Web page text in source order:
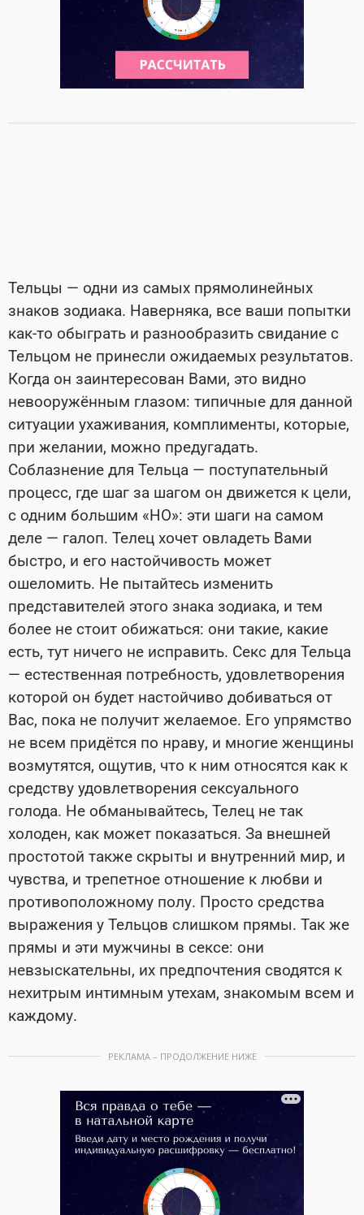
Тельцы — одни из самых прямолинейных
знаков зодиака. Наверняка, все ваши попытки
как-то обыграть и разнообразить свидание с
Тельцом не принесли ожидаемых результатов.
Когда он заинтересован Вами, это видно
невооружённым глазом: типичные для данной
ситуации ухаживания, комплименты, которые,
при желании, можно предугадать.
Соблазнение для Тельца — поступательный
процесс, где шаг за шагом он движется к цели,
с одним большим «НО»: эти шаги на самом
деле — галоп. Телец хочет овладеть Вами
быстро, и его настойчивость может
ошеломить. Не пытайтесь изменить
представителей этого знака зодиака, и тем
более не стоит обижаться: они такие, какие
есть, тут ничего не исправить. Секс для Тельца
— естественная потребность, удовлетворения
которой он будет настойчиво добиваться от
Вас, пока не получит желаемое. Его упрямство
не всем придётся по нраву, и многие женщины
возмутятся, ощутив, что к ним относятся как к
средству удовлетворения сексуального
голода. Не обманывайтесь, Телец не так
холоден, как может показаться. За внешней
простотой также скрыты и внутренний мир, и
чувства, и трепетное отношение к любви и
противоположному полу. Просто средства
выражения у Тельцов слишком прямы. Так же
прямы и эти мужчины в сексе: они
невзыскательны, их предпочтения сводятся к
нехитрым интимным утехам, знакомым всем и
каждому.
РЕКЛАМА – ПРОДОЛЖЕНИЕ НИЖЕ